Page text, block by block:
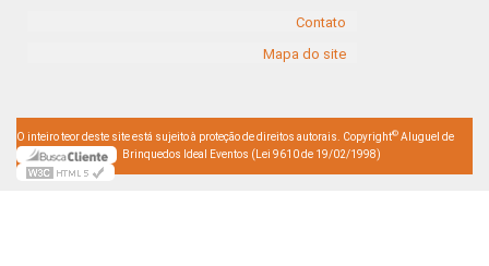
Contato
Mapa do site
O inteiro teor deste site está sujeito à proteção de direitos autorais. Copyright© Aluguel de
Brinquedos Ideal Eventos (Lei 9610 de 19/02/1998)